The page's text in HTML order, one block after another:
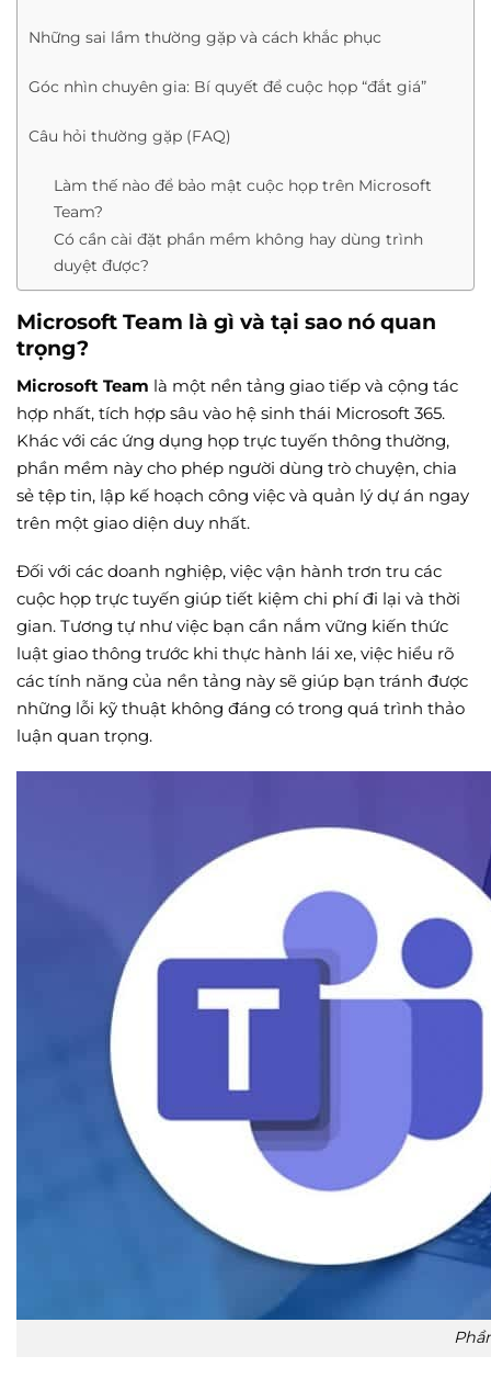
Những sai lầm thường gặp và cách khắc phục
Góc nhìn chuyên gia: Bí quyết để cuộc họp “đắt giá”
Câu hỏi thường gặp (FAQ)
Làm thế nào để bảo mật cuộc họp trên Microsoft
Team?
Có cần cài đặt phần mềm không hay dùng trình
duyệt được?
Microsoft Team là gì và tại sao nó quan
trọng?
Microsoft Team là một nền tảng giao tiếp và cộng tác
hợp nhất, tích hợp sâu vào hệ sinh thái Microsoft 365.
Khác với các ứng dụng họp trực tuyến thông thường,
phần mềm này cho phép người dùng trò chuyện, chia
sẻ tệp tin, lập kế hoạch công việc và quản lý dự án ngay
trên một giao diện duy nhất.
Đối với các doanh nghiệp, việc vận hành trơn tru các
cuộc họp trực tuyến giúp tiết kiệm chi phí đi lại và thời
gian. Tương tự như việc bạn cần nắm vững kiến thức
luật giao thông trước khi thực hành lái xe, việc hiểu rõ
các tính năng của nền tảng này sẽ giúp bạn tránh được
những lỗi kỹ thuật không đáng có trong quá trình thảo
luận quan trọng.